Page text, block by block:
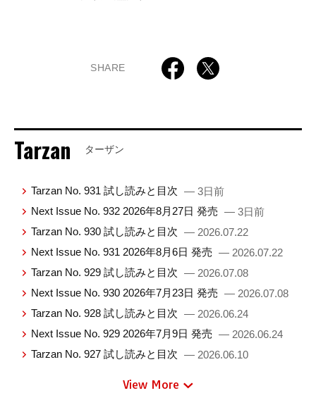
SHARE
Tarzan ターザン
Tarzan No. 931 試し読みと目次 — 3日前
Next Issue No. 932 2026年8月27日 発売 — 3日前
Tarzan No. 930 試し読みと目次 — 2026.07.22
Next Issue No. 931 2026年8月6日 発売 — 2026.07.22
Tarzan No. 929 試し読みと目次 — 2026.07.08
Next Issue No. 930 2026年7月23日 発売 — 2026.07.08
Tarzan No. 928 試し読みと目次 — 2026.06.24
Next Issue No. 929 2026年7月9日 発売 — 2026.06.24
Tarzan No. 927 試し読みと目次 — 2026.06.10
View More